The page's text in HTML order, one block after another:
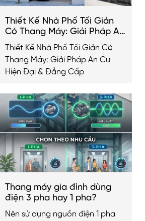
Thiết Kế Nhà Phố Tối Giản
Có Thang Máy: Giải Pháp An
Cư Hiện Đại & Đẳng Cấp
2026
Thiết Kế Nhà Phố Tối Giản Có
Thang Máy: Giải Pháp An Cư
Hiện Đại & Đẳng Cấp
Thang máy gia đình dùng
điện 3 pha hay 1 pha?
Nên sử dụng nguồn điện 1 pha